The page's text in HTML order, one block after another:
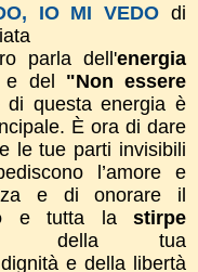
IO MI VEDO di
parla dell'energia
e del "Non essere
di questa energia è
È ora di dare
le tue parti invisibili
l’amore e
e di onorare il
e tutta lastirpe
della tua
e della libertà